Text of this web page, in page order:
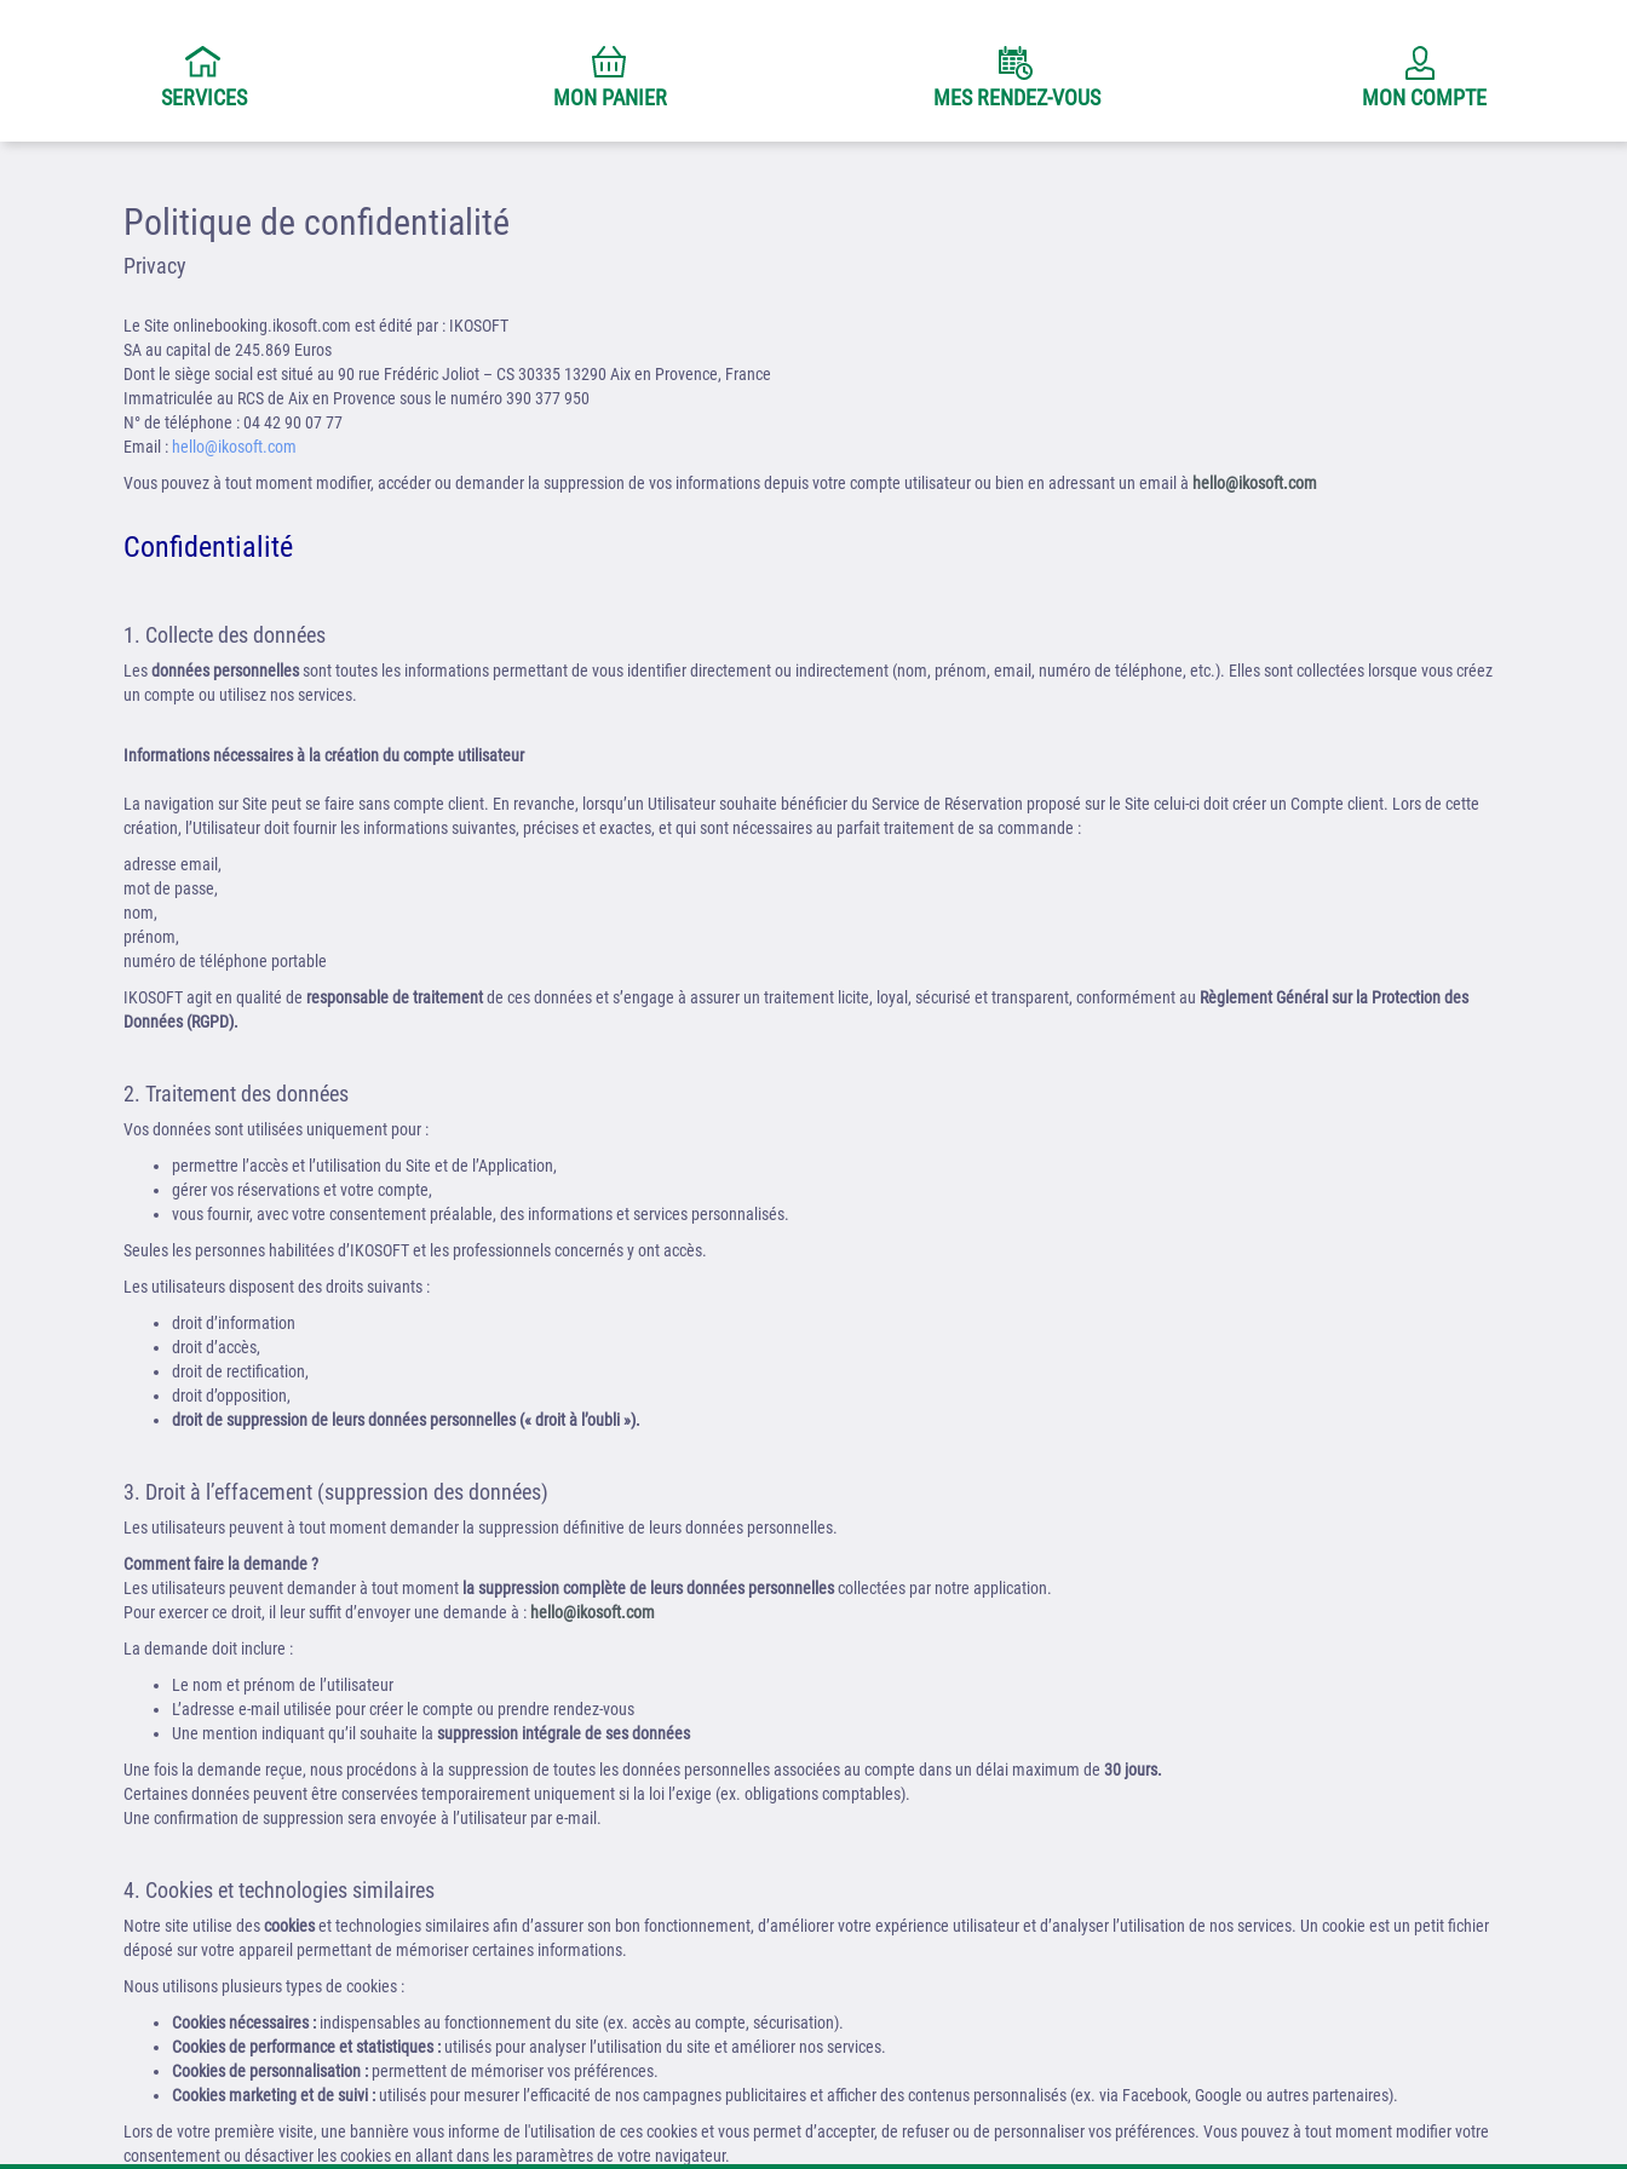
SERVICES MON PANIER MES RENDEZ-VOUS MON COMPTE
Politique de confidentialité
Privacy
Le Site onlinebooking.ikosoft.com est édité par : IKOSOFT
SA au capital de 245.869 Euros
Dont le siège social est situé au 90 rue Frédéric Joliot – CS 30335 13290 Aix en Provence, France
Immatriculée au RCS de Aix en Provence sous le numéro 390 377 950
N° de téléphone : 04 42 90 07 77
Email : hello@ikosoft.com
Vous pouvez à tout moment modifier, accéder ou demander la suppression de vos informations depuis votre compte utilisateur ou bien en adressant un email à hello@ikosoft.com
Confidentialité
1. Collecte des données
Lesdonnées personnellessont toutes les informations permettant de vous identifier directement ou indirectement (nom, prénom, email, numéro de téléphone, etc.). Elles sont collectées lorsque vous créez
un compte ou utilisez nos services.
Informations nécessaires à la création du compte utilisateur
La navigation sur Site peut se faire sans compte client. En revanche, lorsqu’un Utilisateur souhaite bénéficier du Service de Réservation proposé sur le Site celui-ci doit créer un Compte client. Lors de cette
création, l’Utilisateur doit fournir les informations suivantes, précises et exactes, et qui sont nécessaires au parfait traitement de sa commande :
adresse email,
mot de passe,
nom,
prénom,
numéro de téléphone portable
IKOSOFT agit en qualité de responsable de traitementde ces données et s’engage à assurer un traitement licite, loyal, sécurisé et transparent, conformément au Règlement Général sur la Protection des
Données (RGPD).
2. Traitement des données
Vos données sont utilisées uniquement pour :
permettre l’accès et l’utilisation du Site et de l’Application,
gérer vos réservations et votre compte,
vous fournir, avec votre consentement préalable, des informations et services personnalisés.
Seules les personnes habilitées d’IKOSOFT et les professionnels concernés y ont accès.
Les utilisateurs disposent des droits suivants :
droit d’information
droit d’accès,
droit de rectification,
droit d’opposition,
droit de suppression de leurs données personnelles (« droit à l’oubli »).
3. Droit à l’effacement (suppression des données)
Les utilisateurs peuvent à tout moment demander la suppression définitive de leurs données personnelles.
Comment faire la demande ?
Les utilisateurs peuvent demander à tout moment la suppression complète de leurs données personnellescollectées par notre application.
Pour exercer ce droit, il leur suffit d’envoyer une demande à : hello@ikosoft.com
La demande doit inclure :
Le nom et prénom de l’utilisateur
L’adresse e-mail utilisée pour créer le compte ou prendre rendez-vous
Une mention indiquant qu’il souhaite la suppression intégrale de ses données
Une fois la demande reçue, nous procédons à la suppression de toutes les données personnelles associées au compte dans un délai maximum de 30 jours.
Certaines données peuvent être conservées temporairement uniquement si la loi l’exige (ex. obligations comptables).
Une confirmation de suppression sera envoyée à l’utilisateur par e-mail.
4. Cookies et technologies similaires
Notre site utilise descookieset technologies similaires afin d’assurer son bon fonctionnement, d’améliorer votre expérience utilisateur et d’analyser l’utilisation de nos services. Un cookie est un petit fichier
déposé sur votre appareil permettant de mémoriser certaines informations.
Nous utilisons plusieurs types de cookies :
Cookies nécessaires : indispensables au fonctionnement du site (ex. accès au compte, sécurisation).
Cookies de performance et statistiques : utilisés pour analyser l’utilisation du site et améliorer nos services.
Cookies de personnalisation : permettent de mémoriser vos préférences.
Cookies marketing et de suivi : utilisés pour mesurer l’efficacité de nos campagnes publicitaires et afficher des contenus personnalisés (ex. via Facebook, Google ou autres partenaires).
Lors de votre première visite, une bannière vous informe de l'utilisation de ces cookies et vous permet d’accepter, de refuser ou de personnaliser vos préférences. Vous pouvez à tout moment modifier votre
consentement ou désactiver les cookies en allant dans les paramètres de votre navigateur.